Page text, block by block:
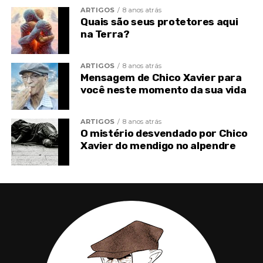
Tom também está feliz com a forma como as coisas
estão indo.
ARTIGOS 8 anos atrás
Quais são seus protetores aqui
na Terra?
ARTIGOS 8 anos atrás
Mensagem de Chico Xavier para
você neste momento da sua vida
ARTIGOS 8 anos atrás
O mistério desvendado por Chico
Xavier do mendigo no alpendre